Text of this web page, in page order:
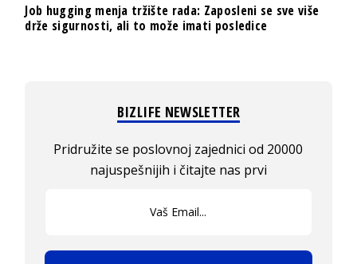
Job hugging menja tržište rada: Zaposleni se sve više
drže sigurnosti, ali to može imati posledice
BIZLIFE NEWSLETTER
Pridružite se poslovnoj zajednici od 20000
najuspešnijih i čitajte nas prvi